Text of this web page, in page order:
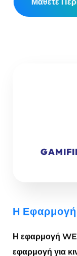
Η Εφαρμογή
Η εφαρμογή WE
εφαρμογή για